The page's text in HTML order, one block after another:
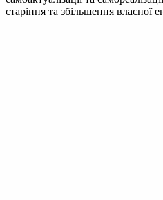
старіння та збільшення власної